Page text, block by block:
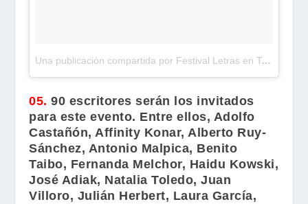
Una publicación compartida por Festival Letras en Tepic (@fltepic)
05. 90 escritores serán los invitados
para este evento. Entre ellos, Adolfo
Castañón, Affinity Konar, Alberto Ruy-
Sánchez, Antonio Malpica, Benito
Taibo, Fernanda Melchor, Haidu Kowski,
José Adiak, Natalia Toledo, Juan
Villoro, Julián Herbert, Laura García,